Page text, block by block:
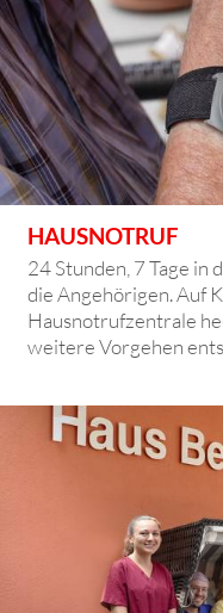
HAUSNOTRUF
24 Stunden, 7 Tage in
die Angehörigen. Auf
Hausnotrufzentrale
weitere Vorgehen